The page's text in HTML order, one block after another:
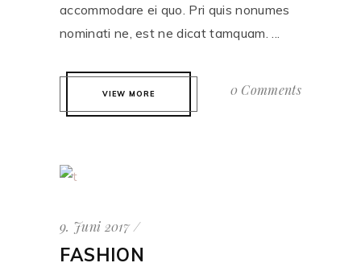
accommodare ei quo. Pri quis nonumes
nominati ne, est ne dicat tamquam. ...
VIEW MORE 0 Comments
9. Juni 2017
FASHION